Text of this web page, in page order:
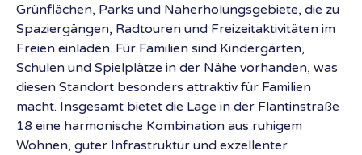
Grünflächen, Parks und Naherholungsgebiete, die zu
Spaziergängen, Radtouren und Freizeitaktivitäten im
Freien einladen. Für Familien sind Kindergärten,
Schulen und Spielplätze in der Nähe vorhanden, was
diesen Standort besonders attraktiv für Familien
macht. Insgesamt bietet die Lage in der Flantinstraße
18 eine harmonische Kombination aus ruhigem
Wohnen, guter Infrastruktur und exzellenter